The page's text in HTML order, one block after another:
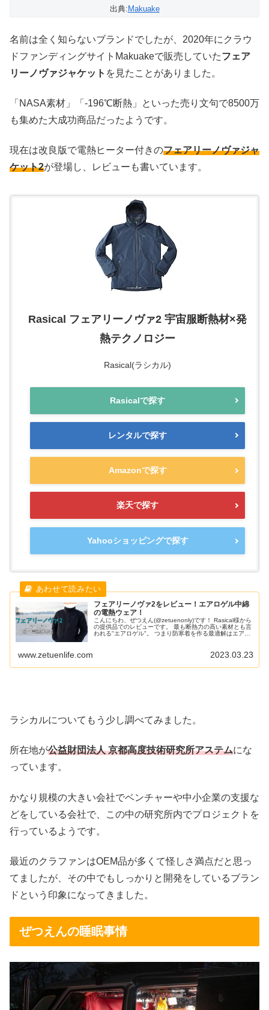
出典: Makuake
名前は全く知らないブランドでしたが、2020年にクラウ
ドファンディングサイトMakuakeで販売していたフェア
リーノヴァジャケット を見たことがありました。
「NASA素材」「-196℃断熱」といった売り文句で8500万
も集めた大成功商品だったようです。
現在は改良版で電熱ヒーター付きのフェアリーノヴァジャ
ケット2が登場し、レビューも書いています。
Rasical フェアリーノヴァ2 宇宙服断熱材×発
熱テクノロジー
Rasical(ラシカル)
Rasicalで探す
レンタルで探す
Amazonで探す
楽天で探す
Yahooショッピングで探す
フェアリーノヴァ2をレビュー！エアロゲル中綿
の電熱ウェア！
こんにちわ、ぜつえん(@zetuenonly)です！ Rasical様から
の提供品でのレビューです。 最も断熱力の高い素材とも言
われる"エアロゲル"。 つまり防寒着を作る最適解はエアロ
回はラシカルのフェアリーノヴァ2をレビューします。
www.zetuenlife.com 2023.03.23
ラシカルについてもう少し調べてみました。
所在地が公益財団法人 京都高度技術研究所アステムにな
っています。
かなり規模の大きい会社でベンチャーや中小企業の支援な
どをしている会社で、この中の研究所内でプロジェクトを
行っているようです。
最近のクラファンはOEM品が多くて怪しさ満点だと思っ
てましたが、その中でもしっかりと開発をしているブラン
ドという印象になってきました。
ぜつえんの睡眠事情